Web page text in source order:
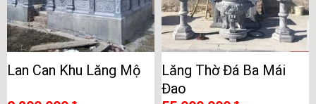
Lan Can Khu Lăng Mộ
Lăng Thờ Đá Ba Mái
Đao